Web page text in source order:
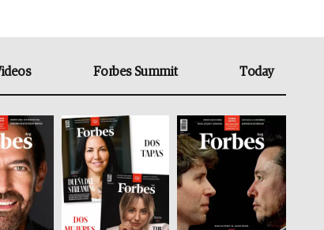
Forbes Summit Today